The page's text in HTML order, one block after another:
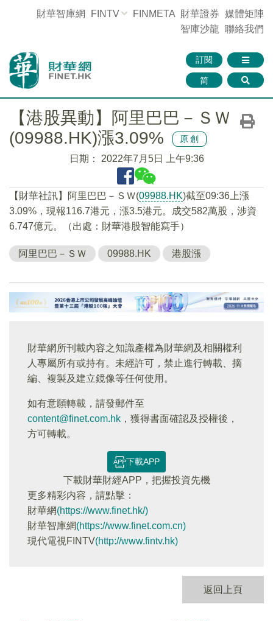
財華智庫網 FINTV FINMETA 財華證券 媒體矩陣
智庫沙龍 聯絡我們
訂閱
简
【港股異動】阿里巴巴－ＳＷ
(09988.HK)漲3.09%
原創
日期： 2022年7月5日 上午9:36
【財華社訊】阿里巴巴－ＳＷ(09988.HK)截至09:36上漲
3.09%，現報116.7港元，漲3.5港元。成交582萬股，涉資
6.747億元。（出處：財華港股智能寫手）
阿里巴巴－ＳＷ 09988.HK 港股漲
財華網所刊載內容之知識產權為財華網及相關權利
人專屬所有或持有。未經許可，禁止進行轉載、摘
編、複製及建立鏡像等任何使用。
如有意願轉載，請發郵件至
content@finet.com.hk ，獲得書面確認及授權後，
方可轉載。
下載APP
下載財華財經APP，把握投資先機
更多精彩内容，請點擊：
財華網(https://www.finet.hk/)
財華智庫網(https://www.finet.com.cn)
現代電視FINTV(http://www.fintv.hk)
返回上頁